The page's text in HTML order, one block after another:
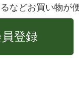
などお買い物が
登録